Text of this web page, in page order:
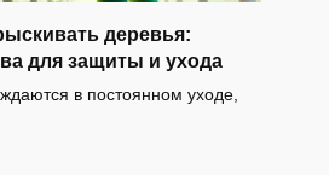
деревья:
для защиты и ухода
в постоянном уходе,